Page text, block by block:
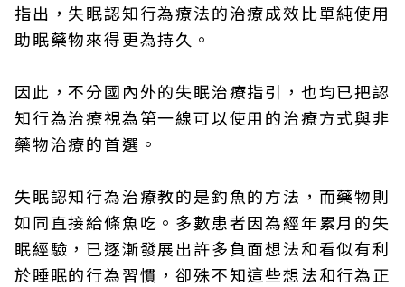
指出，失眠認知行為療法的治療成效比單純使用
助眠藥物來得更為持久。
因此，不分國內外的失眠治療指引，也均已把認
知行為治療視為第一線可以使用的治療方式與非
藥物治療的首選。
失眠認知行為治療教的是釣魚的方法，而藥物則
如同直接給條魚吃。多數患者因為經年累月的失
眠經驗，已逐漸發展出許多負面想法和看似有利
於睡眠的行為習慣，卻殊不知這些想法和行為正